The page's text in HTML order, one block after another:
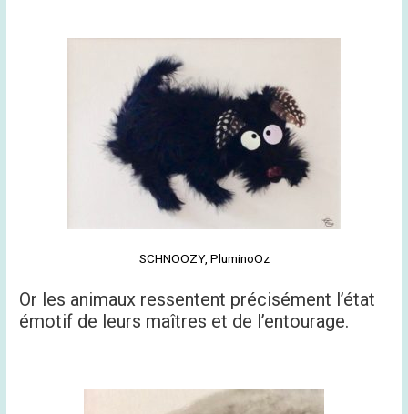
SCHNOOZY, PluminoOz
Or les animaux ressentent précisément l’état
émotif de leurs maîtres et de l’entourage.